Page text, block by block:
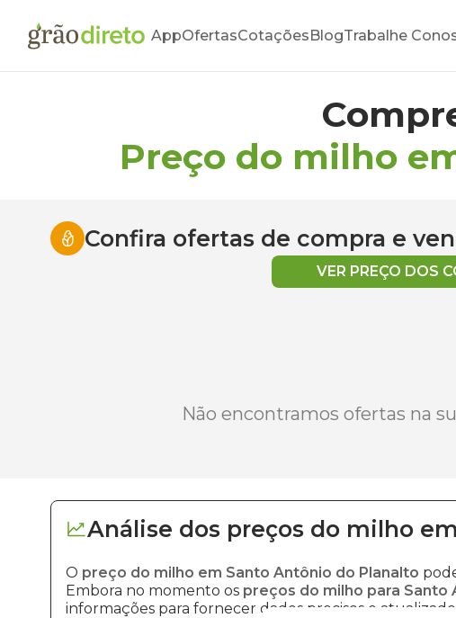
AppOfertasCotaçõesBlogTrabalhe
Preço do milho
Confira ofertas de compra e
VER PREÇO DOS
Não encontramos ofertas na
Análise dos preços do milho em
O preço do milho em Santo Antônio do Planalto
Embora no momento os preços do milho para Santo
informações para fornecer dados precisos e